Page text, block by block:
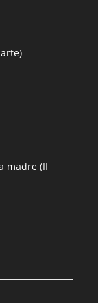
madre (II